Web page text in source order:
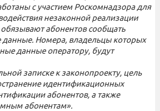
с участием Роскомнадзора для
незаконной реализации
абонентов сообщать
данные. Номера, владельцы которых
данные оператору, будут
записке к законопроекту, цель
идентификационных
абонентов, а также
абонентам».